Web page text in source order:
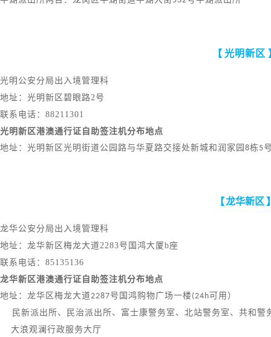
【 光明新区
光明公安分局出入境管理科
地址：光明新区碧眼路2号
联系电话： 88211301
光明新区港澳通行证自助签注机分布地点
地址：光明新区光明街道公园路与华夏路交接处新城和润家园 8栋5
【龙华新区
龙华公安分局出入境管理科
地址：龙华新区梅龙大道2283号国鸿大厦b座
联系电话： 85135136
龙华新区港澳通行证自助签注机分布地点
地址：龙华区梅龙大道2287号国鸿购物广场一楼(24h 可用）
民新派出所、民治派出所、富士康警务室、北站警务室、共和警
大浪观澜行政服务大厅